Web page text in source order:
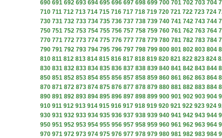
690 691 692 693 694 695 696 697 698 699 700 701 702 703 704
710 711 712 713 714 715 716 717 718 719 720 721 722 723 724
730 731 732 733 734 735 736 737 738 739 740 741 742 743 744
750 751 752 753 754 755 756 757 758 759 760 761 762 763 764
770 771 772 773 774 775 776 777 778 779 780 781 782 783 784
790 791 792 793 794 795 796 797 798 799 800 801 802 803 804
810 811 812 813 814 815 816 817 818 819 820 821 822 823 824
830 831 832 833 834 835 836 837 838 839 840 841 842 843 844
850 851 852 853 854 855 856 857 858 859 860 861 862 863 864
870 871 872 873 874 875 876 877 878 879 880 881 882 883 884
890 891 892 893 894 895 896 897 898 899 900 901 902 903 904
910 911 912 913 914 915 916 917 918 919 920 921 922 923 924
930 931 932 933 934 935 936 937 938 939 940 941 942 943 944
950 951 952 953 954 955 956 957 958 959 960 961 962 963 964
970 971 972 973 974 975 976 977 978 979 980 981 982 983 984